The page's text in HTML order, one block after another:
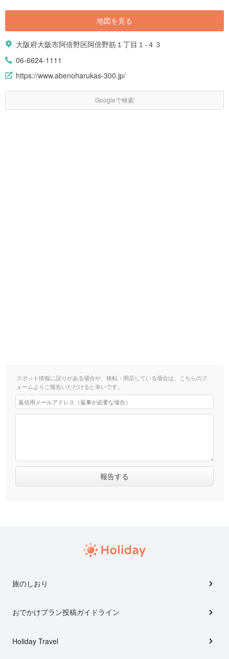
地図を見る
大阪府大阪市阿倍野区阿倍野筋１丁目１-４３
06-6624-1111
https://www.abenoharukas-300.jp/
Googleで検索
スポット情報に誤りがある場合や、移転・閉店している場合は、こちらのフ
ォームよりご報告いただけると幸いです。
旅のしおり
おでかけプラン投稿ガイドライン
Holiday Travel